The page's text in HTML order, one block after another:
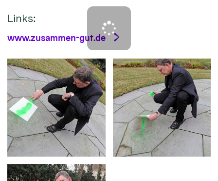
Links:
www.zusammen-gut.de